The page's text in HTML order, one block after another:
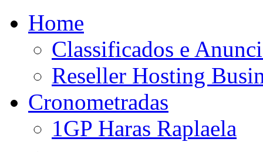
Home
Classificados e
Reseller Hosting
Cronometradas
1GP Haras Raplaela